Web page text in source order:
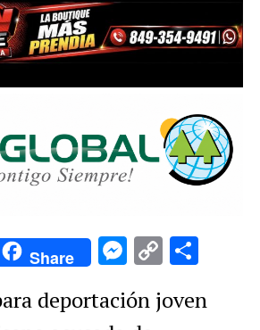
Share
Copy
deportación joven